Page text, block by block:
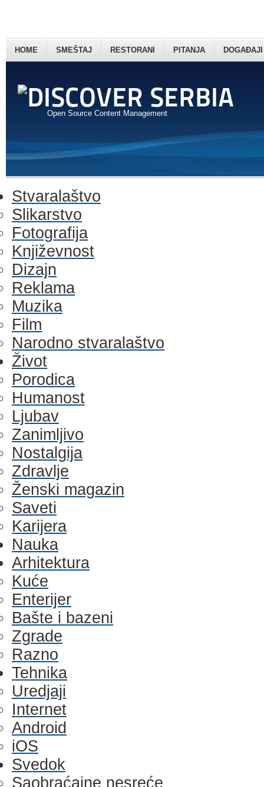
Open Source Content Management
HOME SMEŠTAJ RESTORANI PITANJA DOGAĐAJI
Stvaralaštvo
Slikarstvo
Fotografija
Književnost
Dizajn
Reklama
Muzika
Film
Narodno stvaralaštvo
Život
Porodica
Humanost
Ljubav
Zanimljivo
Nostalgija
Zdravlje
Ženski magazin
Saveti
Karijera
Nauka
Arhitektura
Kuće
Enterijer
Bašte i bazeni
Zgrade
Razno
Tehnika
Uredjaji
Internet
Android
iOS
Svedok
Saobraćajne nesreće